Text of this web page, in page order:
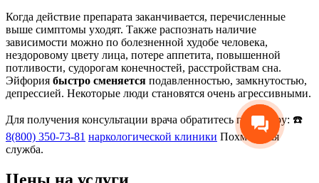
Когда действие препарата заканчивается, перечисленные
выше симптомы уходят. Также распознать наличие
зависимости можно по болезненной худобе человека,
нездоровому цвету лица, потере аппетита, повышенной
потливости, судорогам конечностей, расстройствам сна.
Эйфория быстро сменяется подавленностью, замкнутостью,
депрессией. Некоторые люди становятся очень агрессивными.
Для получения консультации врача обратитесь по номеру: ☎️
8(800) 350-73-81 наркологической клиники Похмельная
служба.